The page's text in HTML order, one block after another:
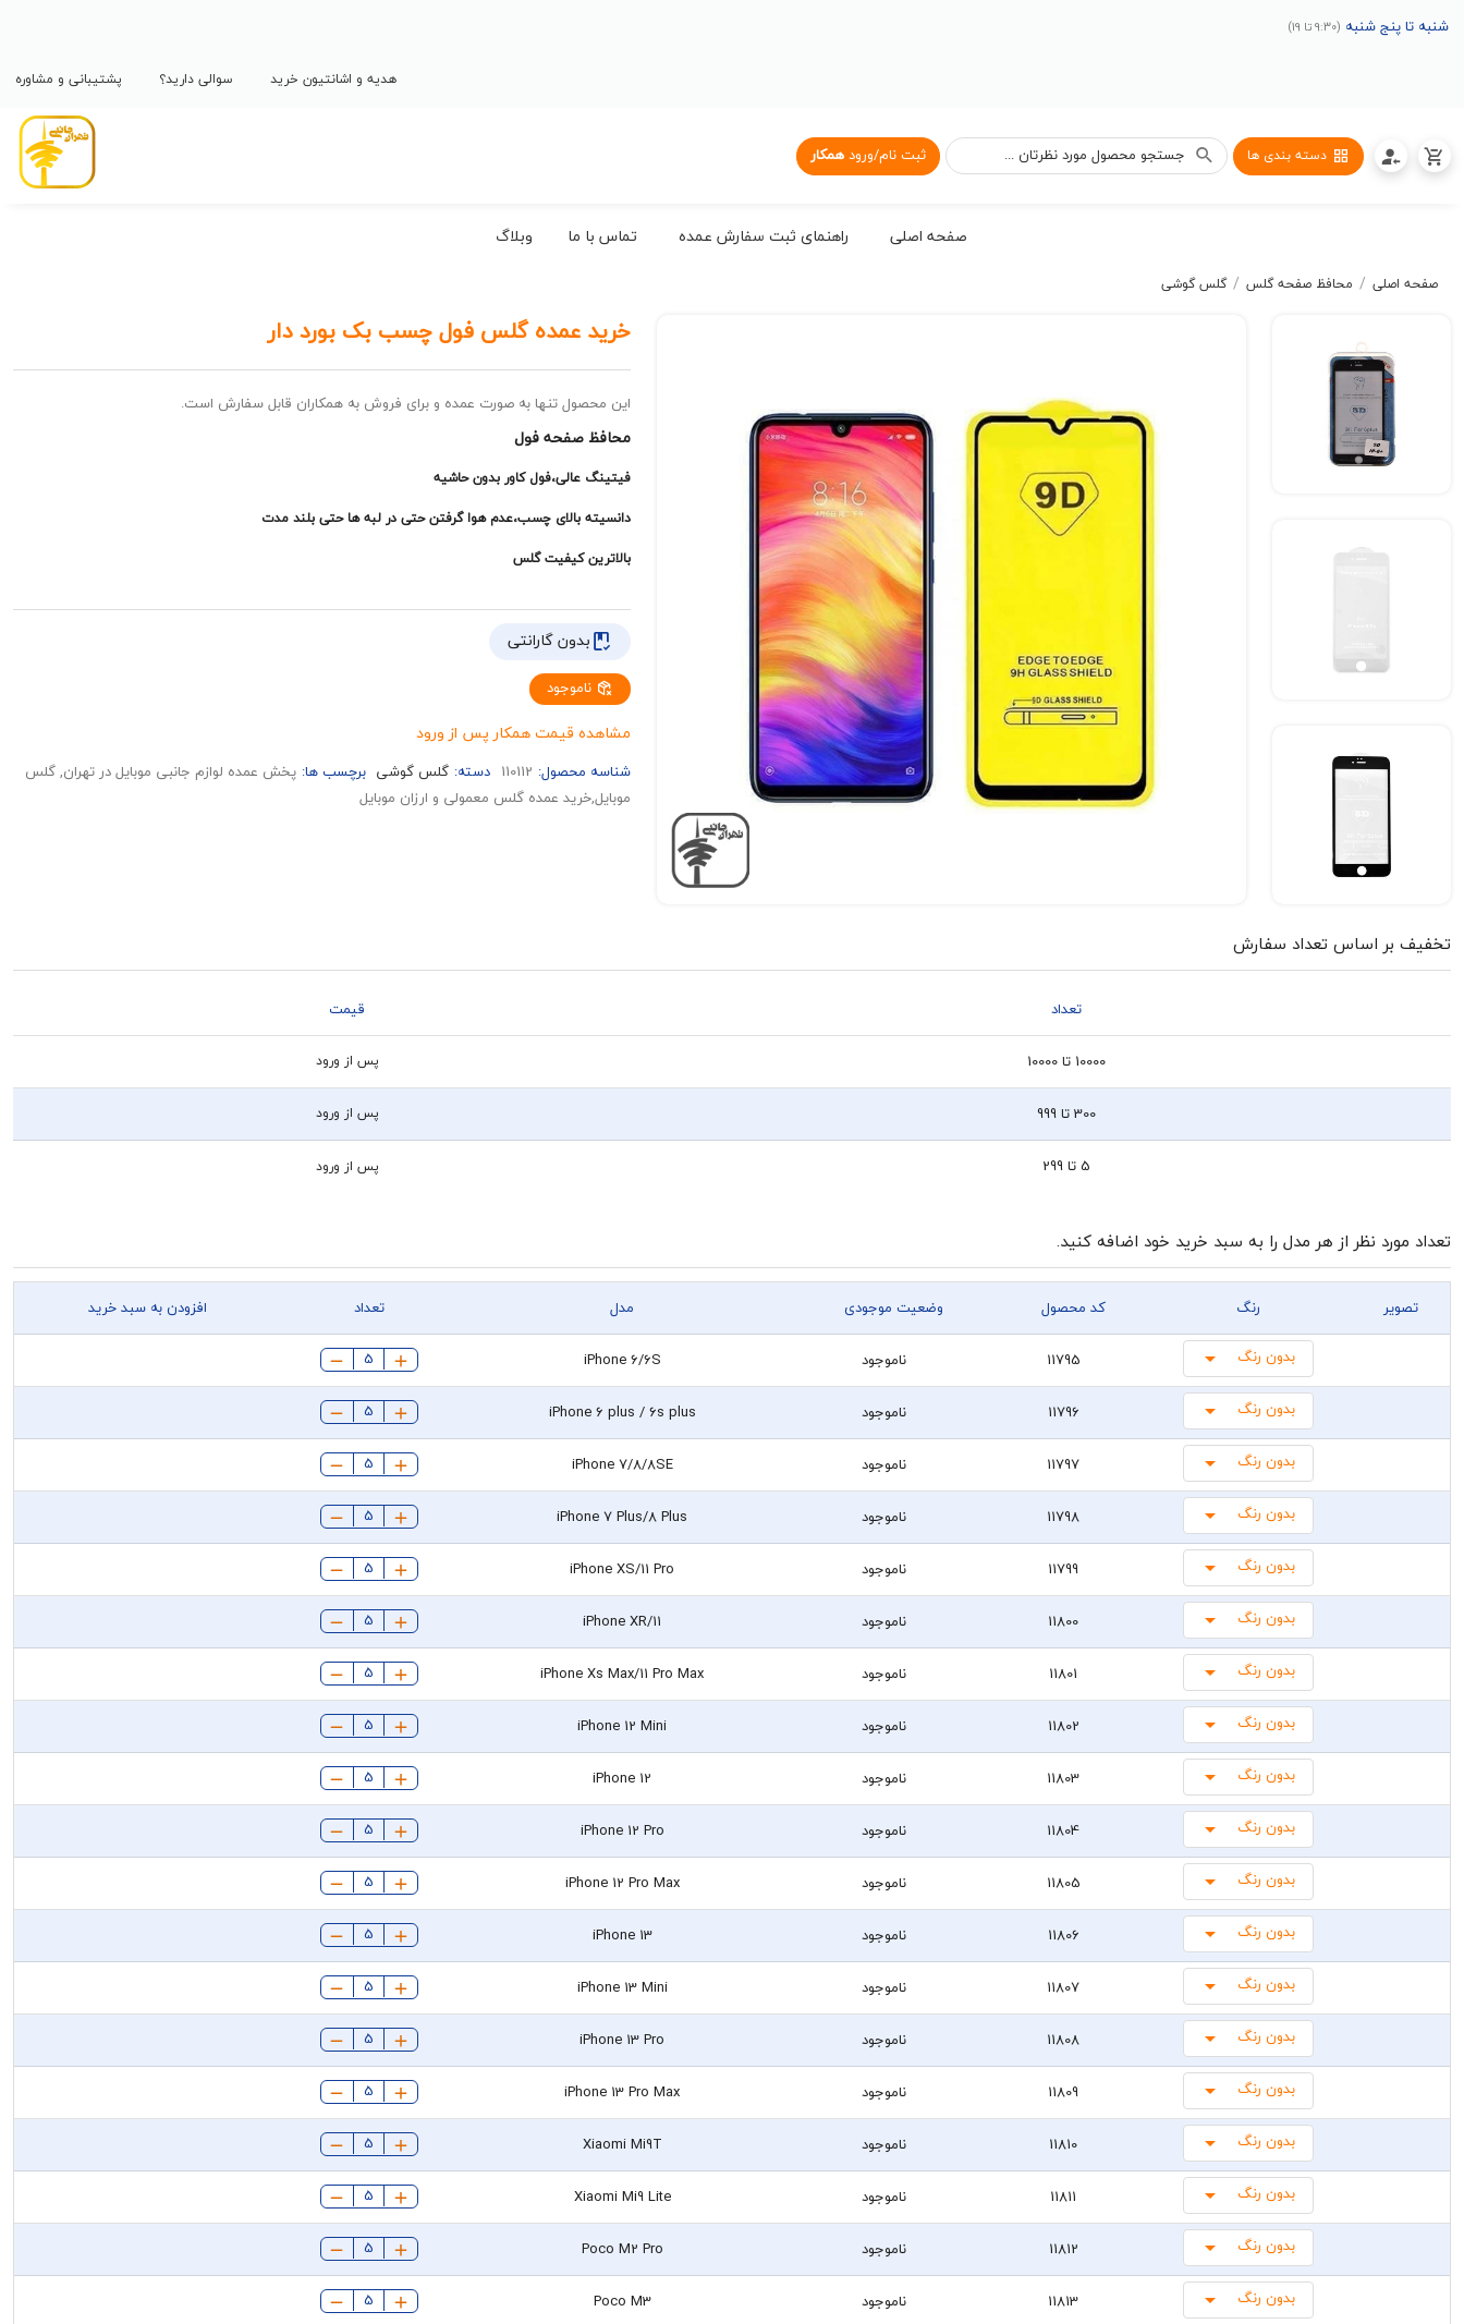
شنبه تا پنج شنبه (9:30 تا 19)
هدیه و اشانتیون خرید سوالی دارید؟ پشتیبانی و مشاوره
دسته بندی ها ثبت نام/ورودهمکار
صفحه اصلی راهنمای ثبت سفارش عمده تماس با ما وبلاگ
صفحه اصلی / محافظ صفحه گلس / گلس گوشی
خرید عمده گلس فول چسب بک بورد دار
این محصول تنها به صورت عمده و برای فروش به همکاران قابل سفارش است.
محافظ صفحه فول
فیتینگ عالی،فول کاور بدون حاشیه
دانسیته بالای چسب،عدم هوا گرفتن حتی در لبه ها حتی بلند مدت
بالاترین کیفیت گلس
بدون گارانتی
ناموجود
مشاهده قیمت همکار پس از ورود
شناسه محصول: 110112 دسته: گلس گوشی برچسب ها: پخش عمده لوازم جانبی موبایل در تهران, گلس
موبایل,خرید عمده گلس معمولی و ارزان موبایل
تخفیف بر اساس تعداد سفارش
تعداد قیمت
10000 تا 10000 پس از ورود
300 تا 999 پس از ورود
5 تا 299 پس از ورود
تعداد مورد نظر از هر مدل را به سبد خرید خود اضافه کنید.
تصویر رنگ کد محصول وضعیت موجودی مدل تعداد افزودن به سبد خرید
بدون رنگ 11795 ناموجود iPhone 6/6S
بدون رنگ 11796 ناموجود iPhone 6 plus / 6s plus
بدون رنگ 11797 ناموجود iPhone 7/8/8SE
بدون رنگ 11798 ناموجود iPhone 7 Plus/8 Plus
بدون رنگ 11799 ناموجود iPhone XS/11 Pro
بدون رنگ 11800 ناموجود iPhone XR/11
بدون رنگ 11801 ناموجود iPhone Xs Max/11 Pro Max
بدون رنگ 11802 ناموجود iPhone 12 Mini
بدون رنگ 11803 ناموجود iPhone 12
بدون رنگ 11804 ناموجود iPhone 12 Pro
بدون رنگ 11805 ناموجود iPhone 12 Pro Max
بدون رنگ 11806 ناموجود iPhone 13
بدون رنگ 11807 ناموجود iPhone 13 Mini
بدون رنگ 11808 ناموجود iPhone 13 Pro
بدون رنگ 11809 ناموجود iPhone 13 Pro Max
بدون رنگ 11810 ناموجود Xiaomi Mi9T
بدون رنگ 11811 ناموجود Xiaomi Mi9 Lite
بدون رنگ 11812 ناموجود Poco M2 Pro
بدون رنگ 11813 ناموجود Poco M3